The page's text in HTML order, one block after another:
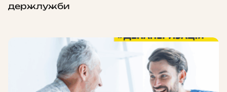
держлужби